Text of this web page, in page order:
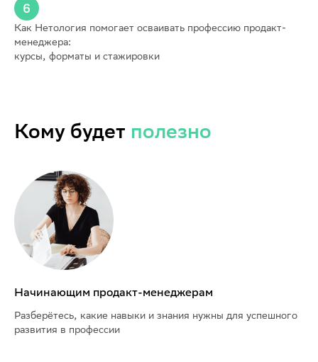
Как Нетология помогает осваивать профессию продакт-
менеджера:
курсы, форматы и стажировки
Кому будет полезно
Начинающим продакт-менеджерам
Разберётесь, какие навыки и знания нужны для успешного
развития в профессии